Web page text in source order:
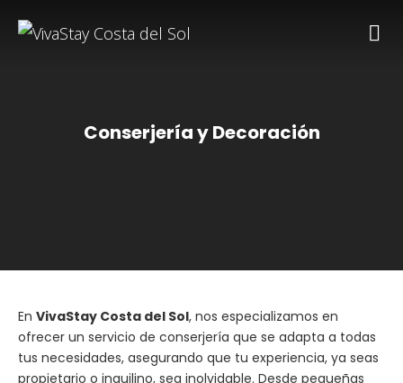
Conserjería y Decoración
En VivaStay Costa del Sol, nos especializamos en
ofrecer un servicio de conserjería que se adapta a todas
tus necesidades, asegurando que tu experiencia, ya seas
propietario o inquilino, sea inolvidable. Desde pequeñas